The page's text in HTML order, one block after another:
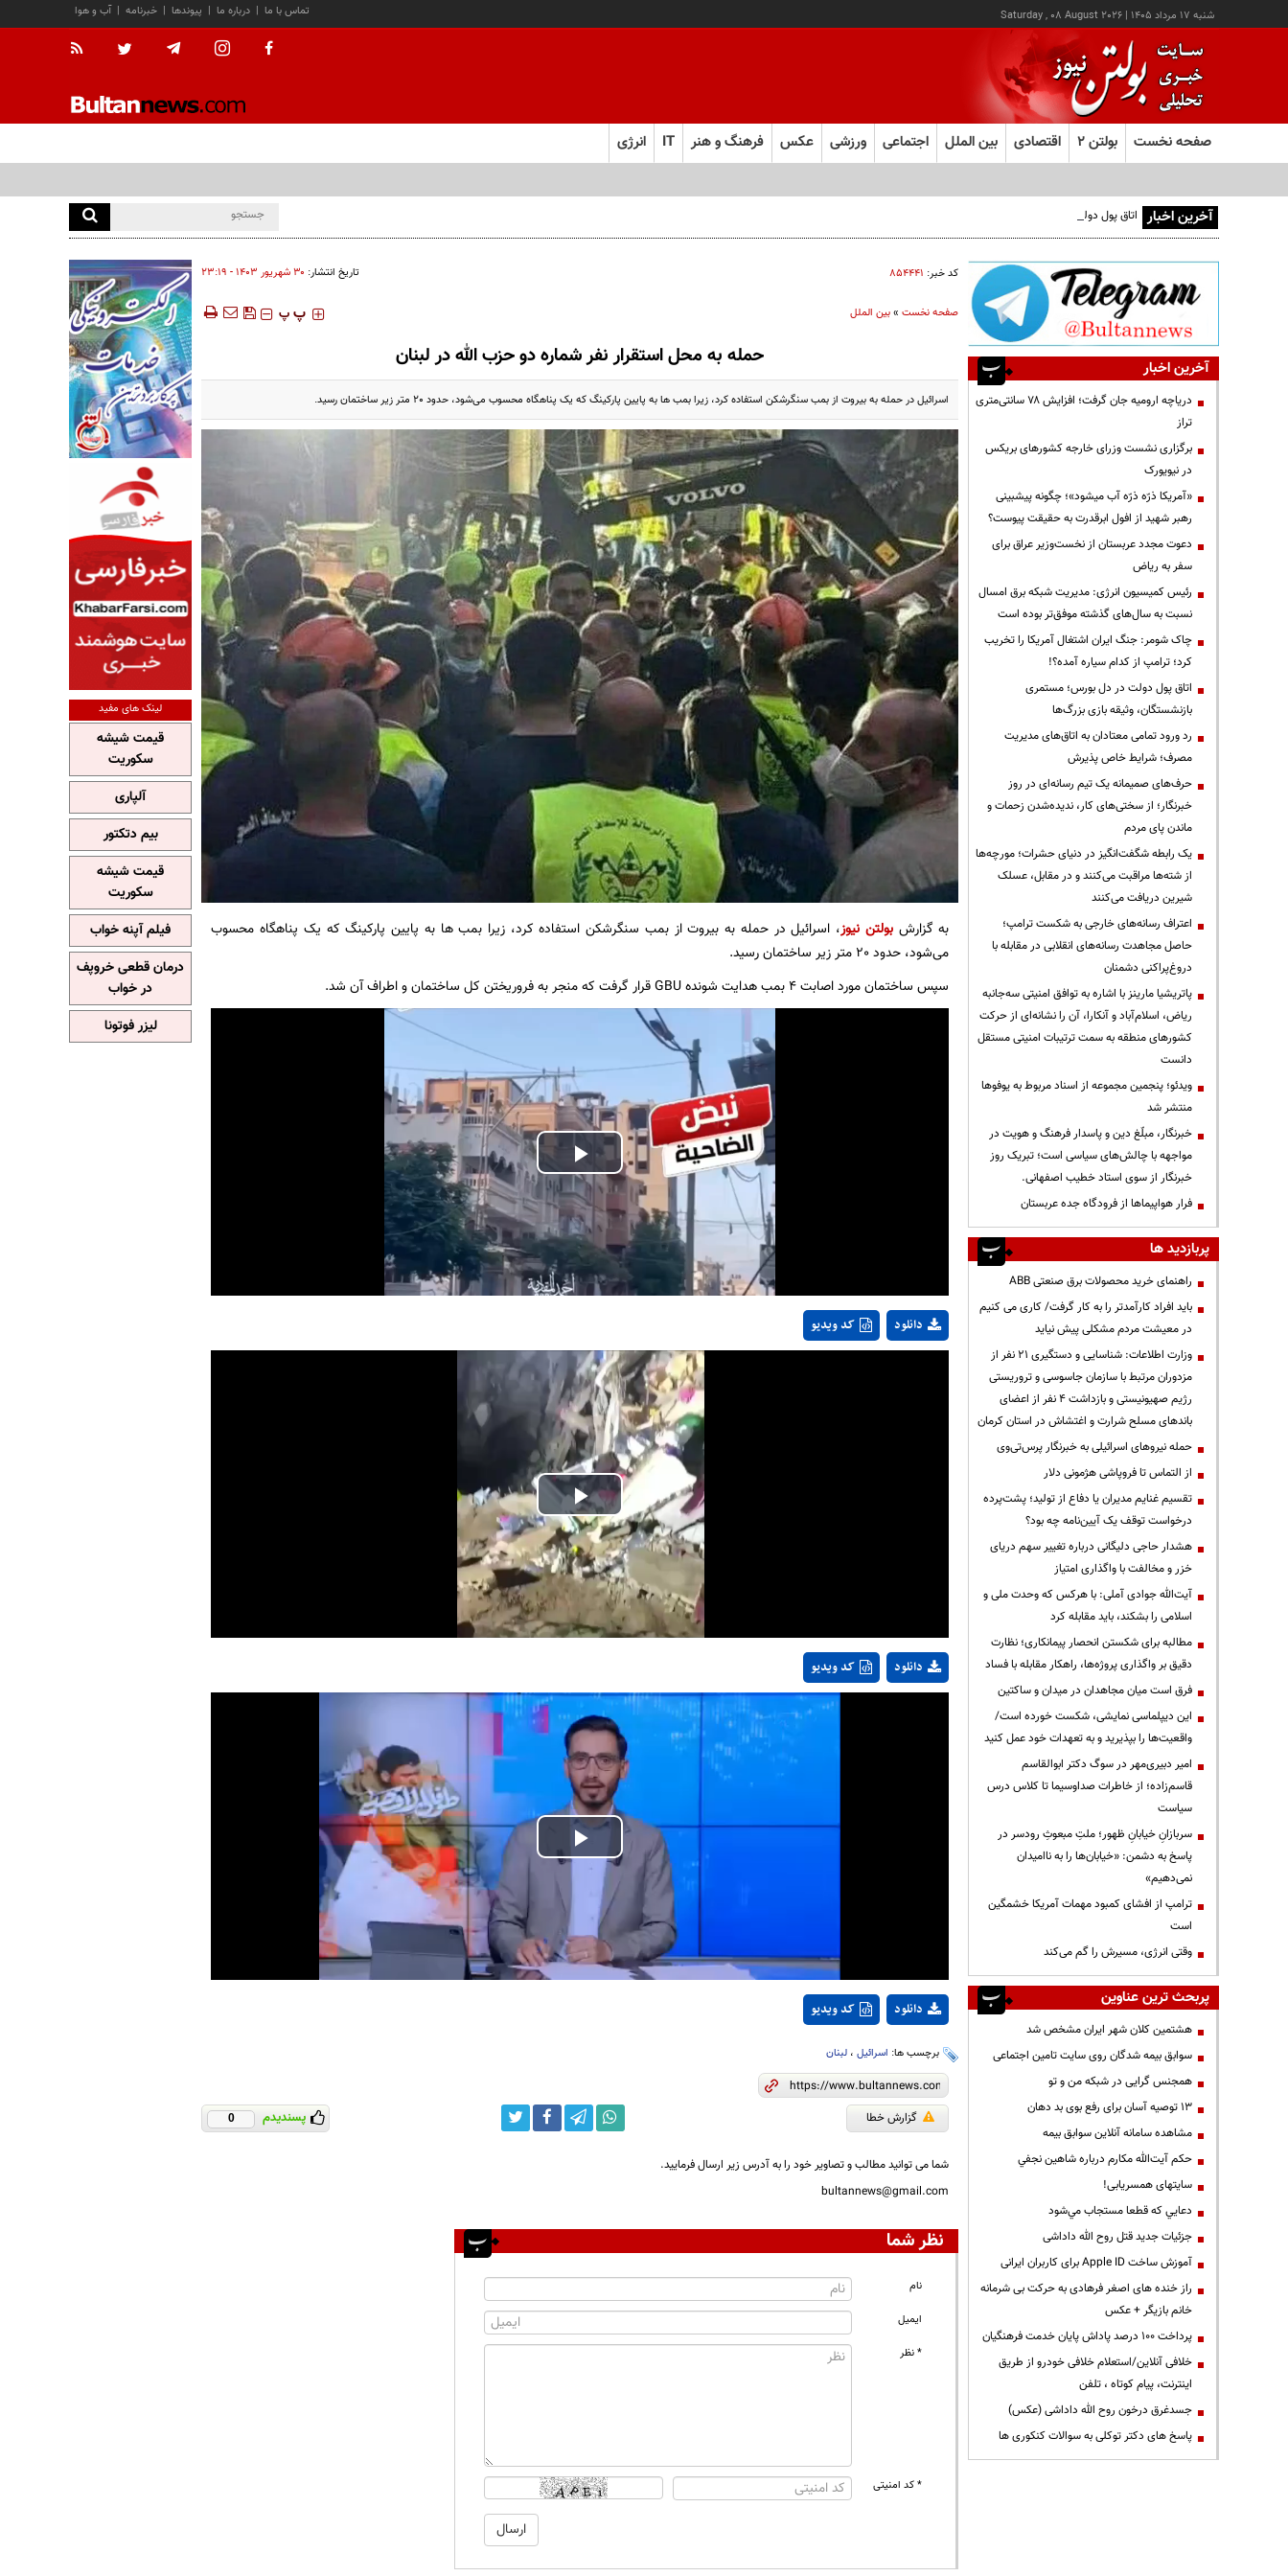
شنبه ۱۷ مرداد ۱۴۰۵ |
Saturday , 08 August 2026 آب و هوا | خبرنامه | پیوندها | درباره ما | تماس با ما
صفحه نخست بولتن ۲ اقتصادی بین الملل اجتماعی ورزشی عکس فرهنگ و هنر IT انرژی
آخرین اخبار اتاق پول دولت در دل بورس؛ مستمری بازنشستگان، وثیقه بازی بزرگ‌ها
کد خبر: ۸۵۴۴۴۱ تاریخ انتشار: ۳۰ شهريور ۱۴۰۳ - ۲۳:۱۹
صفحه نخست»بین الملل ‍‍‍ پ پ
حمله به محل استقرار نفر شماره دو حزب الله در لبنان
اسرائیل در حمله به بیروت از بمب سنگرشکن استفاده کرد، زیرا بمب ها به پایین پارکینگ که یک پناهگاه محسوب می‌شود، حدود 20 متر زیر ساختمان رسید.
به گزارشبولتن نیوز، اسرائیل در حمله به بیروت از بمب سنگرشکن استفاده کرد، زیرا بمب ها به پایین پارکینگ که یک پناهگاه محسوب
می‌شود، حدود 20 متر زیر ساختمان رسید.
سپس ساختمان مورد اصابت 4 بمب هدایت شونده GBU قرار گرفت که منجر به فروریختن کل ساختمان و اطراف آن شد.
Play
Video
کد ویدیو دانلود
Play
Video
کد ویدیو دانلود
Play
Video
کد ویدیو دانلود
برچسب ها: اسرائیل، لبنان
گزارش خطا پسندیدم 0
شما می توانید مطالب و تصاویر خود را به آدرس زیر ارسال فرمایید.
bultannews@gmail.com
نظر شما
نام
ایمیل
* نظر
* کد امنیتی
آخرین اخبار
دریاچه ارومیه جان گرفت؛ افزایش ۷۸ سانتی‌متری
تراز
برگزاری نشست وزرای خارجه کشورهای بریکس
در نیویورک
«آمریکا ذرّه ذرّه آب میشود»؛ چگونه پیشبینی
رهبر شهید از افول ابرقدرت به حقیقت پیوست؟
دعوت مجدد عربستان از نخست‌وزیر عراق برای
سفر به ریاض
رئیس کمیسیون انرژی: مدیریت شبکه برق امسال
نسبت به سال‌های گذشته موفق‌تر بوده است
چاک شومر: جنگ ایران اشتغال آمریکا را تخریب
کرد؛ ترامپ از کدام سیاره آمده؟!
اتاق پول دولت در دل بورس؛ مستمری
بازنشستگان، وثیقه بازی بزرگ‌ها
رد ورود تمامی معتادان به اتاق‌های مدیریت
مصرف؛ شرایط خاص پذیرش
حرف‌های صمیمانه یک تیم رسانه‌ای در روز
خبرنگار؛ از سختی‌های کار، ندیده‌شدن زحمات و
ماندن پای مردم
یک رابطه شگفت‌انگیز در دنیای حشرات؛ مورچه‌ها
از شته‌ها مراقبت می‌کنند و در مقابل، عسلک
شیرین دریافت می‌کنند
اعتراف رسانه‌های خارجی به شکست ترامپ؛
حاصل مجاهدت رسانه‌های انقلابی در مقابله با
دروغ‌پراکنی دشمنان
پاتریشیا مارینز با اشاره به توافق امنیتی سه‌جانبه
ریاض، اسلام‌آباد و آنکارا، آن را نشانه‌ای از حرکت
کشورهای منطقه به سمت ترتیبات امنیتی مستقل
دانست
ویدئو؛ پنجمین مجموعه از اسناد مربوط به یوفوها
منتشر شد
خبرنگار، مبلّغ دین و پاسدار فرهنگ و هویت در
مواجهه با چالش‌های سیاسی است؛ تبریک روز
خبرنگار از سوی استاد خطیب اصفهانی.
فرار هواپیماها از فرودگاه جده عربستان
پربازدید ها
راهنمای خرید محصولات برق صنعتی ABB
باید افراد کارآمدتر را به کار گرفت/ کاری می کنیم
در معیشت مردم مشکلی پیش نیاید
وزارت اطلاعات: شناسایی و دستگیری ۲۱ نفر از
مزدوران مرتبط با سازمان جاسوسی و تروریستی
رژیم صهیونیستی و بازداشت ۴ نفر از اعضای
باندهای مسلح شرارت و اغتشاش در استان کرمان
حمله نیروهای اسرائیلی به خبرنگار پرس‌تی‌وی
از التماس تا فروپاشی هژمونی دلار
تقسیم غنایم مدیران یا دفاع از تولید؛ پشت‌پرده
درخواست توقف یک آیین‌نامه چه بود؟
هشدار حاجی دلیگانی درباره تغییر سهم دریای
خزر و مخالفت با واگذاری امتیاز
آیت‌الله جوادی آملی: با هرکس که وحدت ملی و
اسلامی را بشکند، باید مقابله کرد
مطالبه برای شکستن انحصار پیمانکاری؛ نظارت
دقیق بر واگذاری پروژه‌ها، راهکار مقابله با فساد
فرق است میان مجاهدان در میدان و ساکتین
این دیپلماسی نمایشی، شکست خورده است/
واقعیت‌ها را بپذیرید و به تعهدات خود عمل کنید
امیر دبیری‌مهر در سوگ دکتر ابوالقاسم
قاسم‌زاده؛ از خاطرات صداوسیما تا کلاس درس
سیاست
سربازانِ خیابانِ ظهور؛ ملتِ مبعوثِ رودسر در
پاسخ به دشمن: «خیابان‌ها را به ناامیدان
نمی‌دهیم»
ترامپ از افشای کمبود مهمات آمریکا خشمگین
است
وقتی انرژی، مسیرش را گم می‌کند
پربحث ترین عناوین
هشتمین کلان شهر ایران مشخص شد
سوابق بیمه شدگان روی سایت تامین اجتماعی
همجنس گرایی در شبکه من و تو
13 توصیه آسان برای رفع بوی بد دهان
مشاهده سامانه آنلاين سوابق بیمه
حكم آيت‌الله مكارم درباره شاهين نجفي
سایتهای همسریابی!
دعايي كه قطعا مستجاب مي‌شود
جزئیات جدید قتل روح الله داداشی
آموزش ساخت Apple ID برای کاربران ایرانی
راز خنده های اصغر فرهادی به حرکت بی شرمانه
خانم بازیگر + عکس
پرداخت ۱۰۰ درصد پاداش پایان خدمت فرهنگیان
خلافی آنلاین/استعلام خلافی خودرو از طریق
اینترنت، پیام کوتاه ، تلفن
جسدغرق درخون روح الله داداشی (عکس)
پاسخ های دکتر توکلی به سوالات کنکوری ها
لینک های مفید
قیمت شیشه
سکوریت
آلپاری
بیم دتکتور
قیمت شیشه
سکوریت
فیلم آپنه خواب
درمان قطعی خروپف
در خواب
لیزر فوتونا